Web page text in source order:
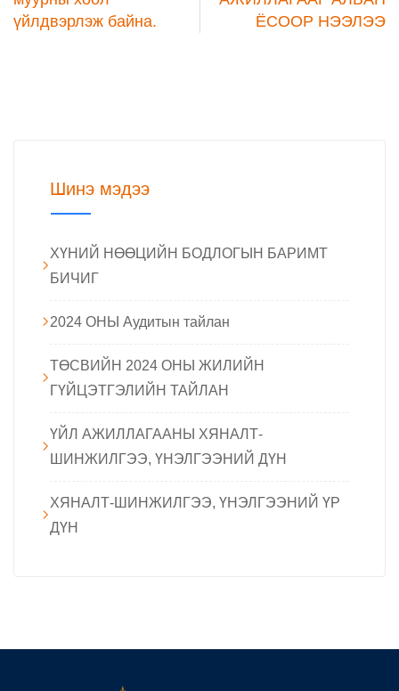
үйлдвэрлэж байна.
ЁСООР НЭЭЛЭЭ
Шинэ мэдээ
ХҮНИЙ НӨӨЦИЙН БОДЛОГЫН БАРИМТ
БИЧИГ
2024 ОНЫ Аудитын тайлан
ТӨСВИЙН 2024 ОНЫ ЖИЛИЙН
ГҮЙЦЭТГЭЛИЙН ТАЙЛАН
ҮЙЛ АЖИЛЛАГААНЫ ХЯНАЛТ-
ШИНЖИЛГЭЭ, ҮНЭЛГЭЭНИЙ ДҮН
ХЯНАЛТ-ШИНЖИЛГЭЭ, ҮНЭЛГЭЭНИЙ ҮР
ДҮН